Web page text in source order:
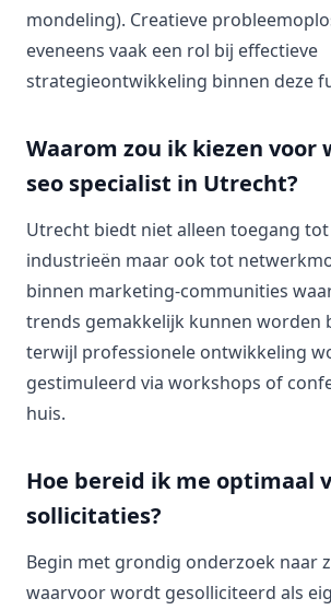
mondeling). Creatieve
eveneens vaak een rol bij effectieve
strategieontwikkeling binnen deze
Waarom zou ik kiezen voor
seo specialist in Utrecht?
Utrecht biedt niet alleen toegang
industrieën maar ook tot
binnen marketing-communities
trends gemakkelijk kunnen worden
terwijl professionele ontwikkeling
gestimuleerd via workshops of
huis.
Hoe bereid ik me optimaal
sollicitaties?
Begin met grondig onderzoek naar
waarvoor wordt gesolliciteerd als